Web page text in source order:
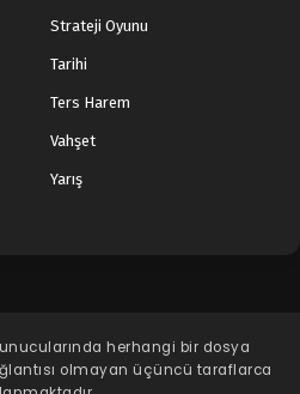
Strateji Oyunu
Tarihi
Ters Harem
Vahşet
Yarış
herhangi bir dosya
olmayan üçüncü taraflarca